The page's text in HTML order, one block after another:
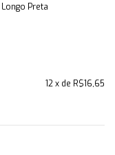
Preta
12x de R$16,65